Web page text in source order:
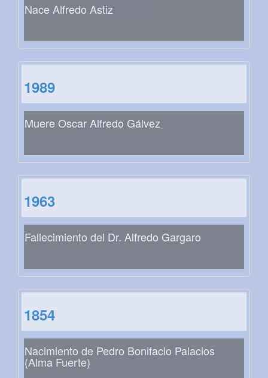
Nace Alfredo Astiz
1989
Muere Oscar Alfredo Gálvez
1963
Fallecimiento del Dr. Alfredo Gargaro
1854
Nacimiento de Pedro Bonifacio Palacios
(Alma Fuerte)